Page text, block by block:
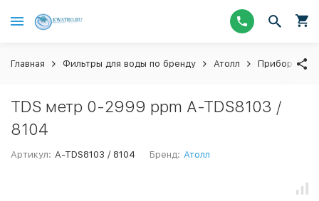
Главная Фильтры для воды по бренду Атолл Приборы
TDS метр 0-2999 ppm A-TDS8103 /
8104
Артикул: A-TDS8103 / 8104 Бренд: Атолл